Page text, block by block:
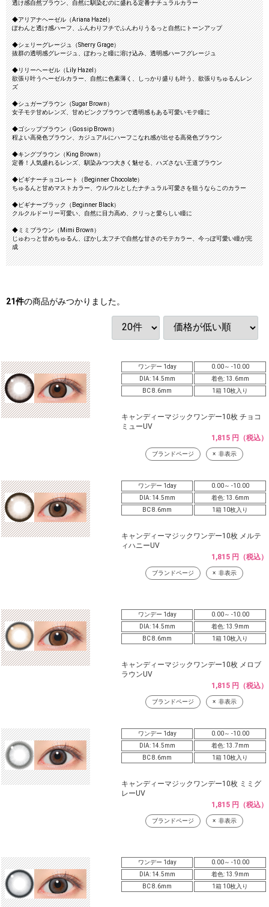
透け感自然ブラウン、自然に馴染むのに盛れる定番ナチュラルカラー
◆アリアナヘーゼル（Ariana Hazel）
ぽわんと透け感ハーフ、ふんわりフチでふんわりうるっと自然にトーンアップ
◆シェリーグレージュ（Sherry Grage）
抜群の透明感グレージュ、ぽわっと瞳に溶け込み、透明感ハーフグレージュ
◆リリーヘーゼル（Lily Hazel）
欲張り叶うヘーゼルカラー、自然に色素薄く、しっかり盛りも叶う、欲張りちゅるんレン
ズ
◆シュガーブラウン（Sugar Brown）
女子モテ甘めレンズ、甘めピンクブラウンで透明感もある可愛いモテ瞳に
◆ゴシップブラウン（Gossip Brown）
程よい高発色ブラウン、カジュアルにハーフこなれ感が出せる高発色ブラウン
◆キングブラウン（King Brown）
定番！人気盛れるレンズ、馴染みつつ大きく魅せる、ハズさない王道ブラウン
◆ビギナーチョコレート（Beginner Chocolate）
ちゅるんと甘めマストカラー、ウルウルとしたナチュラル可愛さを狙うならこのカラー
◆ビギナーブラック（Beginner Black）
クルクルドーリー可愛い、自然に目力高め、クリっと愛らしい瞳に
◆ミミブラウン（Mimi Brown）
じゅわっと甘めちゅるん、ぼかし太フチで自然な甘さのモテカラー、今っぽ可愛い瞳が完
成
21件の商品がみつかりました。
ワンデー 1day
0.00～ -10.00
DIA: 14.5mm
着色: 13.6mm
BC 8.6mm
1箱 10枚入り
キャンディーマジックワンデー10枚 チョコ
ミューUV
1,815 円（税込）
ブランドページ 非表示
ワンデー 1day
0.00～ -10.00
DIA: 14.5mm
着色: 13.6mm
BC 8.6mm
1箱 10枚入り
キャンディーマジックワンデー10枚 メルテ
ィハニーUV
1,815 円（税込）
ブランドページ 非表示
ワンデー 1day
0.00～ -10.00
DIA: 14.5mm
着色: 13.9mm
BC 8.6mm
1箱 10枚入り
キャンディーマジックワンデー10枚 メロブ
ラウンUV
1,815 円（税込）
ブランドページ 非表示
ワンデー 1day
0.00～ -10.00
DIA: 14.5mm
着色: 13.7mm
BC 8.6mm
1箱 10枚入り
キャンディーマジックワンデー10枚 ミミグ
レーUV
1,815 円（税込）
ブランドページ 非表示
ワンデー 1day
0.00～ -10.00
DIA: 14.5mm
着色: 13.9mm
BC 8.6mm
1箱 10枚入り